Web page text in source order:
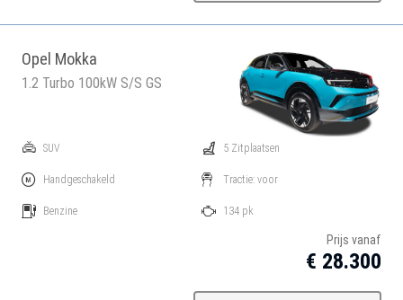
Opel Mokka
1.2 Turbo 100kW S/S GS
SUV
Handgeschakeld
Benzine
5 Zitplaatsen
Tractie: voor
134 pk
Prijs vanaf
€ 28.300